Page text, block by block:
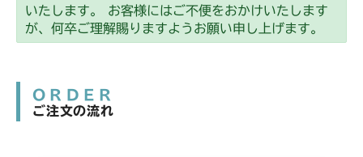
本体 FIG14 動力伝達(240A)
CMX186
本体 FIG20 動力伝達(刈刃)
CMX224
いたします。 お客様にはご不便をおかけいたします
が、何卒ご理解賜りますようお願い申し上げます。
ORDER
ご注文の流れ